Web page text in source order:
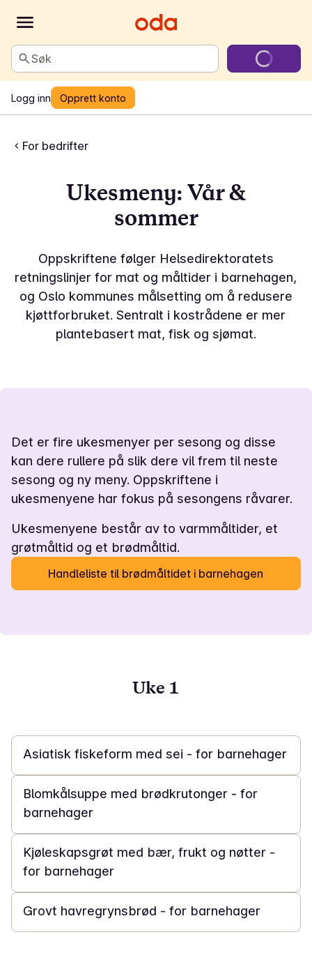
Søk
Logg inn Opprett konto
For bedrifter
Ukesmeny: Vår &
sommer
Oppskriftene følger Helsedirektoratets
retningslinjer for mat og måltider i barnehagen,
og Oslo kommunes målsetting om å redusere
kjøttforbruket. Sentralt i kostrådene er mer
plantebasert mat, fisk og sjømat.
Det er fire ukesmenyer per sesong og disse
kan dere rullere på slik dere vil frem til neste
sesong og ny meny. Oppskriftene i
ukesmenyene har fokus på sesongens råvarer.
Ukesmenyene består av to varmmåltider, et
grøtmåltid og et brødmåltid.
Handleliste til brødmåltidet i barnehagen
Uke 1
Asiatisk fiskeform med sei - for barnehager
30 min
Blomkålsuppe med brødkrutonger - for
barnehager
5 t
Kjøleskapsgrøt med bær, frukt og nøtter -
for barnehager
1 t 30 min
Grovt havregrynsbrød - for barnehager